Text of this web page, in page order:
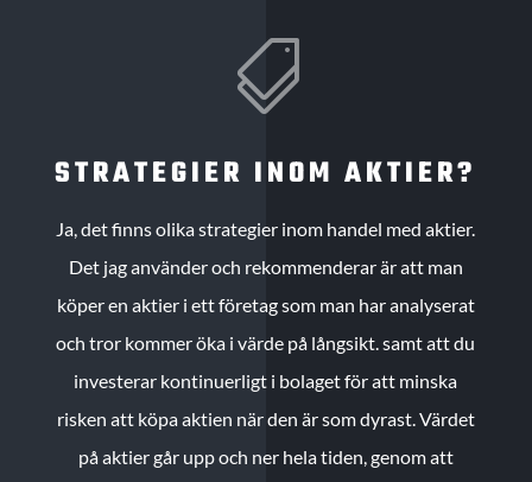

STRATEGIER INOM AKTIER?
Ja, det finns olika strategier inom handel med aktier.
Det jag använder och rekommenderar är att man
köper en aktier i ett företag som man har analyserat
och tror kommer öka i värde på långsikt. samt att du
investerar kontinuerligt i bolaget för att minska
risken att köpa aktien när den är som dyrast. Värdet
på aktier går upp och ner hela tiden, genom att